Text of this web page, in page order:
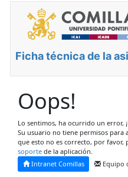
Ficha técnica de la
Oops!
Lo sentimos, ha ocurrido un error,
Su usuario no tiene permisos para
que esto no es correcto, por favor,
soporte de la aplicación.
Intranet Comillas
Equipo